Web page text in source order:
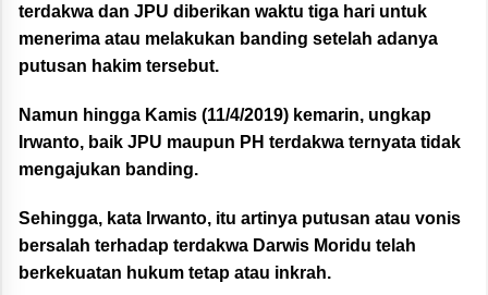
terdakwa dan JPU diberikan waktu tiga hari untuk
menerima atau melakukan banding setelah adanya
putusan hakim tersebut.
Namun hingga Kamis (11/4/2019) kemarin, ungkap
Irwanto, baik JPU maupun PH terdakwa ternyata tidak
mengajukan banding.
Sehingga, kata Irwanto, itu artinya putusan atau vonis
bersalah terhadap terdakwa Darwis Moridu telah
berkekuatan hukum tetap atau inkrah.